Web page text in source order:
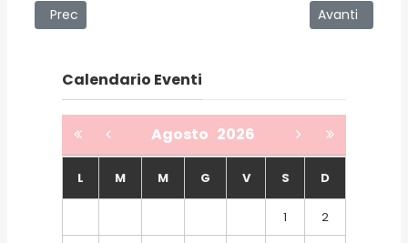
Articolo precedente: Festa delle Rose 2026 a
Prec Articolo
Avanti
Calendario Eventi
Agosto 2026
L M M G V S D
1 2